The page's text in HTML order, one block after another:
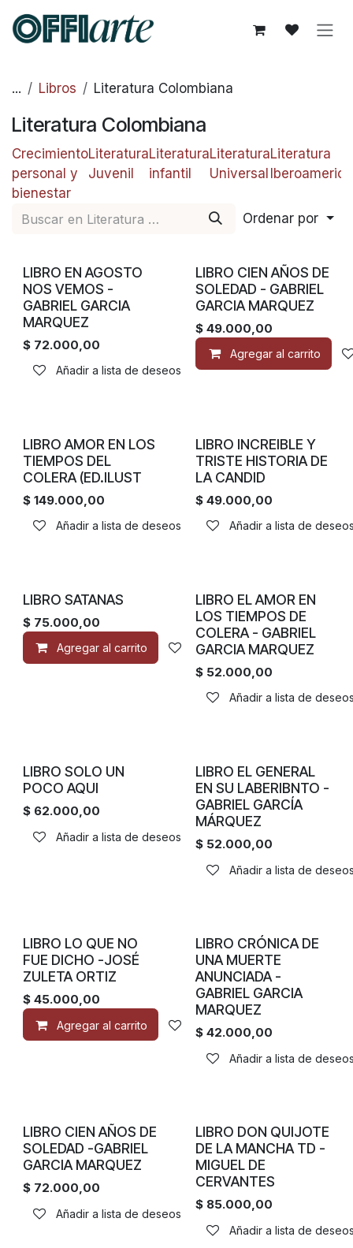
... Libros Literatura Colombiana
Literatura Colombiana
Crecimiento
personal y
bienestar
Literatura
Juvenil
Literatura
infantil
Literatura
Universal
Literatura
Ordenar por
LIBRO EN AGOSTO
NOS VEMOS -
GABRIEL GARCIA
MARQUEZ
$ 72.000,00
Añadir a lista de deseos
LIBRO CIEN AÑOS DE
SOLEDAD - GABRIEL
GARCIA MARQUEZ
$49.000,00
Agregar al carrito
LIBRO AMOR EN LOS
TIEMPOS DEL
COLERA (ED.ILUST
$ 149.000,00
Añadir a lista de deseos
LIBRO INCREIBLE Y
TRISTE HISTORIA DE
LA CANDID
$49.000,00
Añadir a lista de
LIBRO SATANAS
$ 75.000,00
Agregar al carrito Añadir a lista de deseos
LIBRO EL AMOR EN
LOS TIEMPOS DE
COLERA - GABRIEL
GARCIA MARQUEZ
$ 52.000,00
Añadir a lista de
LIBRO SOLO UN
POCO AQUI
$ 62.000,00
Añadir a lista de deseos
LIBRO EL GENERAL
EN SU LABERIBNTO -
GABRIEL GARCÍA
MÁRQUEZ
$ 52.000,00
Añadir a lista de
LIBRO LO QUE NO
FUE DICHO -JOSÉ
ZULETA ORTIZ
$ 45.000,00
Agregar al carrito Añadir a lista de deseos
LIBRO CRÓNICA DE
UNA MUERTE
ANUNCIADA -
GABRIEL GARCIA
MARQUEZ
$42.000,00
Añadir a lista de
LIBRO CIEN AÑOS DE
SOLEDAD -GABRIEL
GARCIA MARQUEZ
$ 72.000,00
Añadir a lista de deseos
LIBRO DON QUIJOTE
DE LA MANCHA TD -
MIGUEL DE
CERVANTES
$ 85.000,00
Añadir a lista de